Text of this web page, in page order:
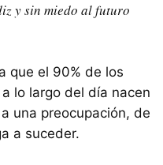
y sin miedo al futuro
que el 90% de los
lo largo del día nacen
una preocupación, de
a suceder.